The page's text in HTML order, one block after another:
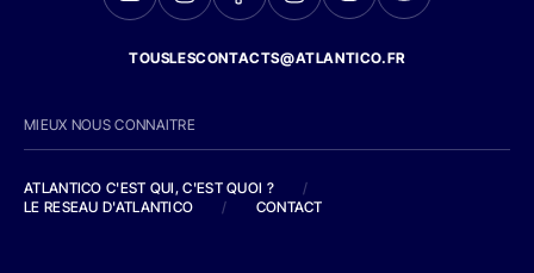
TOUSLESCONTACTS@ATLANTICO.FR
MIEUX NOUS CONNAITRE
ATLANTICO C'EST QUI, C'EST QUOI ?
/
LE RESEAU D'ATLANTICO
/ CONTACT